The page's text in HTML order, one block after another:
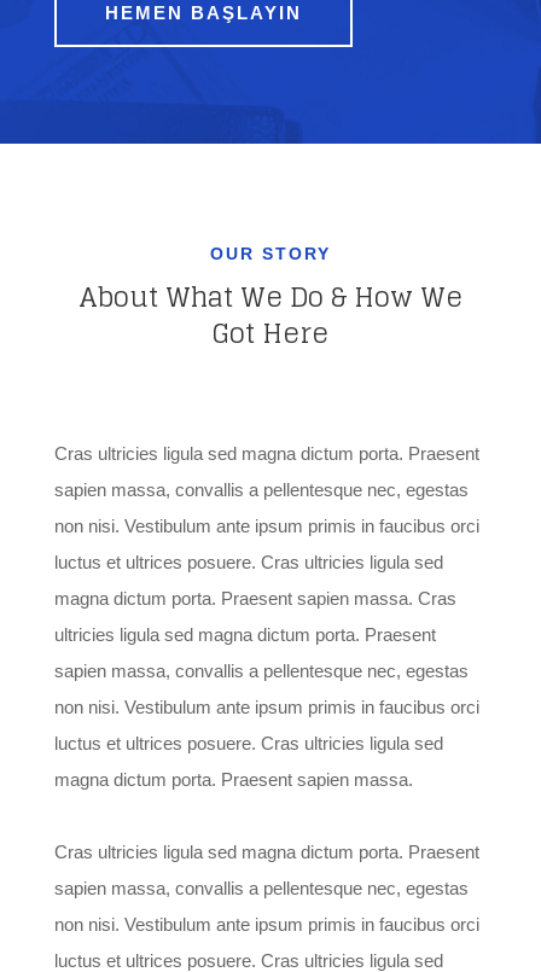
HEMEN BAŞLAYIN
OUR STORY
About What We Do & How We
Got Here
Cras ultricies ligula sed magna dictum porta. Praesent
sapien massa, convallis a pellentesque nec, egestas
non nisi. Vestibulum ante ipsum primis in faucibus orci
luctus et ultrices posuere. Cras ultricies ligula sed
magna dictum porta. Praesent sapien massa. Cras
ultricies ligula sed magna dictum porta. Praesent
sapien massa, convallis a pellentesque nec, egestas
non nisi. Vestibulum ante ipsum primis in faucibus orci
luctus et ultrices posuere. Cras ultricies ligula sed
magna dictum porta. Praesent sapien massa.
Cras ultricies ligula sed magna dictum porta. Praesent
sapien massa, convallis a pellentesque nec, egestas
non nisi. Vestibulum ante ipsum primis in faucibus orci
luctus et ultrices posuere. Cras ultricies ligula sed